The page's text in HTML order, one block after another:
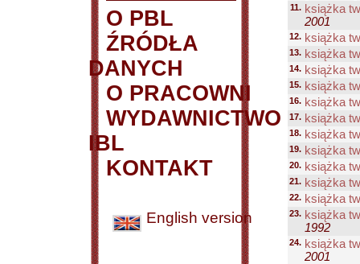
O PBL
ŹRÓDŁA
DANYCH
O PRACOWNI
WYDAWNICTWO
IBL
KONTAKT
English version
11. książka
2001
12. książka
13. książka
14. książka
15. książka
16. książka
17. książka
18. książka
19. książka
20. książka
21. książka
22. książka
23. książka
1992
24. książka
2001